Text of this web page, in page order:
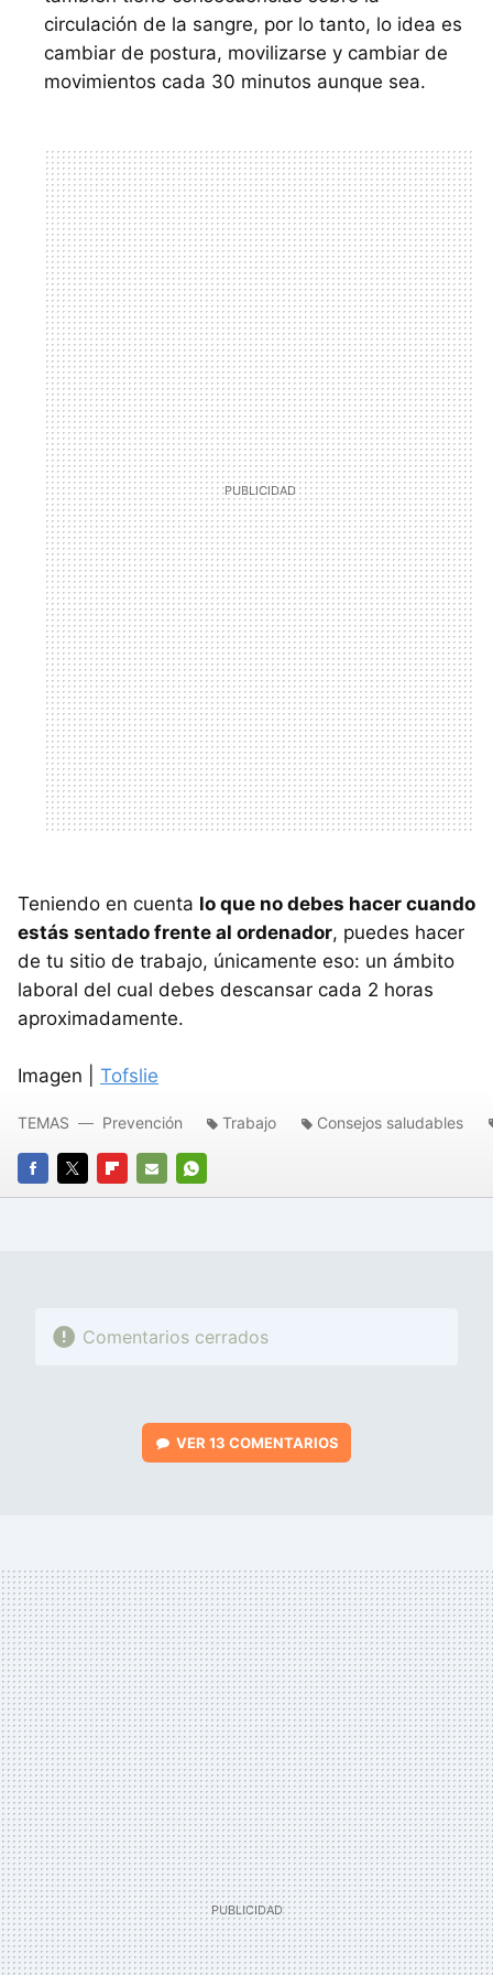
circulación de la sangre, por lo tanto, lo idea es
cambiar de postura, movilizarse y cambiar de
movimientos cada 30 minutos aunque sea.
Teniendo en cuenta lo que no debes hacer cuando
estás sentado frente al ordenador, puedes hacer
de tu sitio de trabajo, únicamente eso: un ámbito
laboral del cual debes descansar cada 2 horas
aproximadamente.
Imagen | Tofslie
FACEBOOK
TWITTERFLIPBOARD
E-
WHATSAPP
TEMAS Prevención Trabajo Consejos saludables
Comentarios cerrados
VER 13 COMENTARIOS